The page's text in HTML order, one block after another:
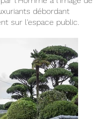
débordant
sur l'espace public.